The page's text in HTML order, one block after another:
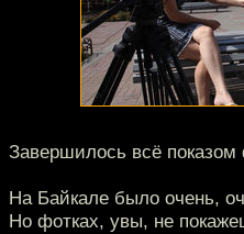
Завершилось всё
На Байкале было очень,
Но фотках, увы, не